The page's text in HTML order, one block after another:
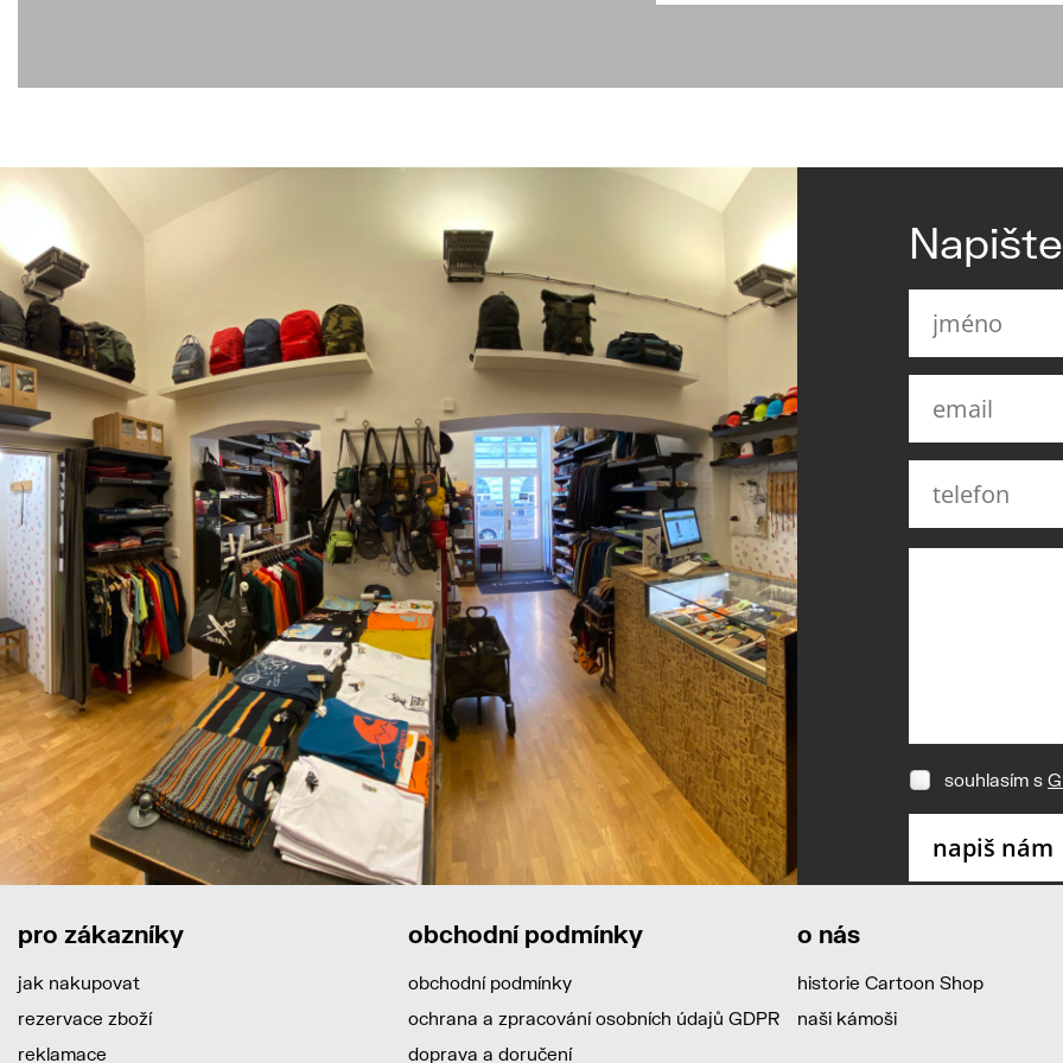
souhlasím s
pro zákazníky
jak nakupovat
rezervace zboží
reklamace
obchodní podmínky
obchodní podmínky
ochrana a zpracování osobních údajů GDPR
doprava a doručení
o nás
historie Cartoon Shop
naši kámoši